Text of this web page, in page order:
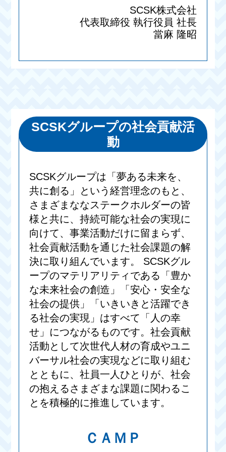
SCSK株式会社
代表取締役 執行役員 社長
當麻 隆昭
SCSKグループの社会貢献活
動
SCSKグループは「夢ある未来を、
共に創る」という経営理念のもと、
さまざまななステークホルダーの皆
様と共に、持続可能な社会の実現に
向けて、事業活動だけに留まらず、
社会貢献活動を通じた社会課題の解
決に取り組んでいます。 SCSKグル
ープのマテリアリティである「豊か
な未来社会の創造」「安心・安全な
社会の提供」「いきいきと活躍でき
る社会の実現」はすべて「人の幸
せ」につながるものです。社会貢献
活動として次世代人材の育成やユニ
バーサル社会の実現などに取り組む
とともに、社員一人ひとりが、社会
の抱えるさまざまな課題に関わるこ
とを積極的に推進しています。
ＣＡＭＰ